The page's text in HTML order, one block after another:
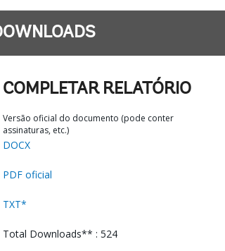
COMPLETAR RELATÓRIO
Versão oficial do documento (pode conter
assinaturas, etc.)
DOCX
PDF oficial
TXT*
Total Downloads** : 524